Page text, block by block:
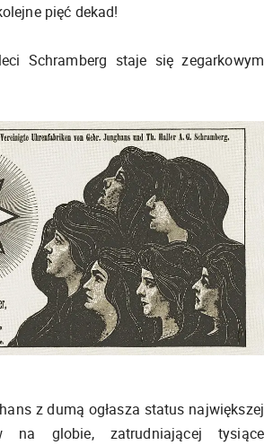
pięć dekad!
Schramberg staje się zegarkowym
z dumą ogłasza status największej
na globie, zatrudniającej tysiące